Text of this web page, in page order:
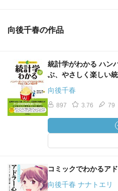
向後千春の作品
統計学がわかる ハン
ぶ、やさしく楽しい
向後千春
897 3.76 79
コミックでわかるア
向後千春 ナナトエリ